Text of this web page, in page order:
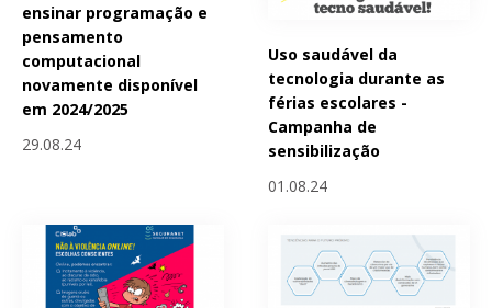
ensinar programação e
pensamento
computacional
novamente disponível
em 2024/2025
29.08.24
Uso saudável da
tecnologia durante as
férias escolares -
Campanha de
sensibilização
01.08.24